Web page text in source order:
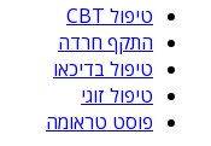
טיפול CBT
התקף חרדה
טיפול בדיכאו
טיפול זוגי
פוסט טראומה